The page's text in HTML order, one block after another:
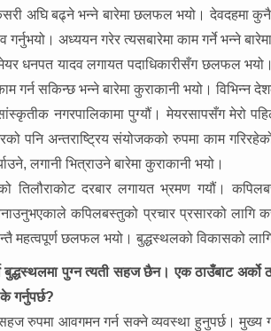
अघि बढ्ने भन्ने बारेमा छलफल भयो। देवदहमा कुनै
गर्नुभयो। अध्ययन गरेर त्यसबारेमा काम गर्ने भन्ने
धनपत यादव लगायत पदाधिकारीसँग छलफल
गर्न सकिन्छ भन्ने बारेमा कुराकानी भयो।
सांस्कृतीक नगरपालिकामा पुग्यौं। मेयरसापसँग
पनि अन्तराष्ट्रिय संयोजकको रुपमा काम
लगानी भित्राउने बारेमा कुराकानी भयो।
तिलौराकोट दरबार लगायत भ्रमण गयौं।
कपिलबस्तुको प्रचार प्रसारको लागि
महत्वपूर्ण छलफल भयो। बुद्धस्थलको विकासको
बुद्धस्थलमा पुग्न त्यती सहज छैन। एक ठाउँबाट अर्को
गर्नुपर्छ?
रुपमा आवगमन गर्न सक्ने व्यवस्था हुनुपर्छ।